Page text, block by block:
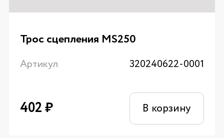
Трос сцепления MS250
Артикул 320240622-0001
402₽ В корзину